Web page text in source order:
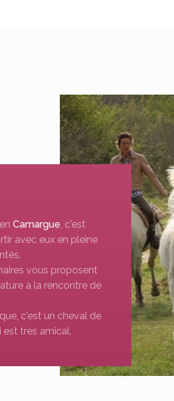
Camargue, c'est
avec eux en pleine
vous proposent
à la rencontre de
c'est un cheval de
très amical.